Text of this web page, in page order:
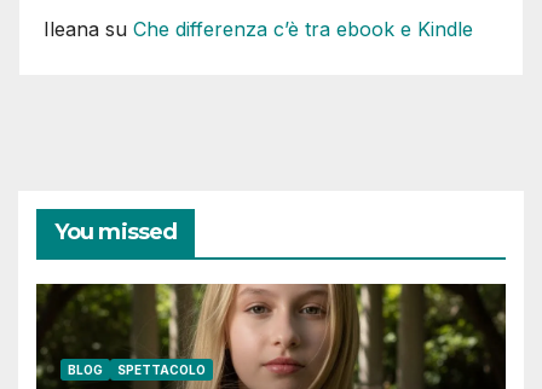
Ileana su Che differenza c’è tra ebook e Kindle
You missed
BLOG SPETTACOLO